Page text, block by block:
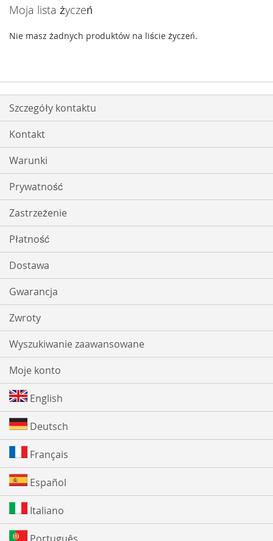
Moja lista życzeń
Nie masz żadnych produktów na liście życzeń.
Szczegóły kontaktu
Kontakt
Warunki
Prywatność
Zastrzeżenie
Płatność
Dostawa
Gwarancja
Zwroty
Wyszukiwanie zaawansowane
Moje konto
English
Deutsch
Français
Español
Italiano